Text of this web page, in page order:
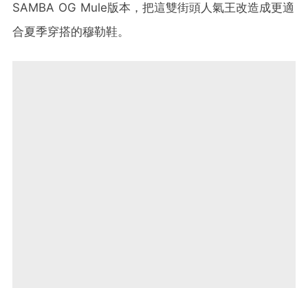
SAMBA OG Mule版本，把這雙街頭人氣王改造成更適
合夏季穿搭的穆勒鞋。